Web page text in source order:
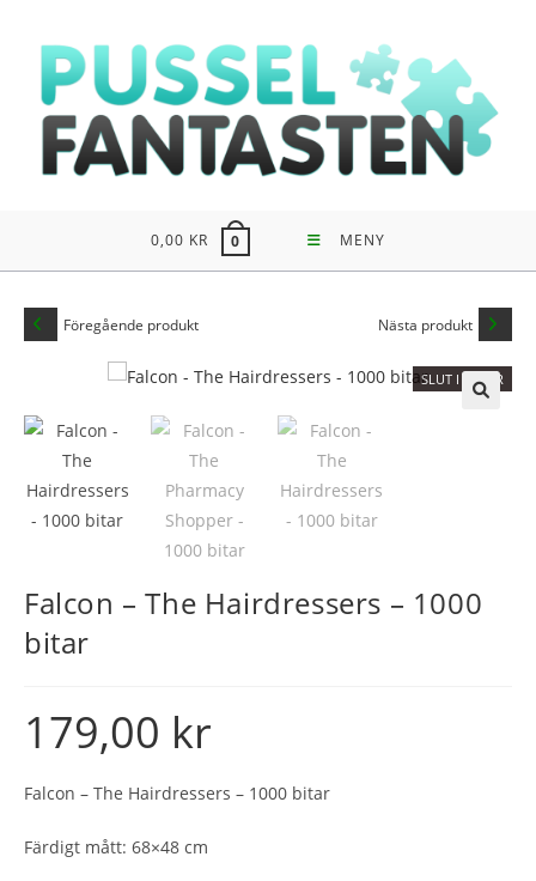
innehållet
0,00 KR 0 MENY
Föregående produkt Nästa produkt
SLUT I LAGER
Falcon – The Hairdressers – 1000
bitar
179,00 kr
Falcon – The Hairdressers – 1000 bitar
Färdigt mått: 68×48 cm